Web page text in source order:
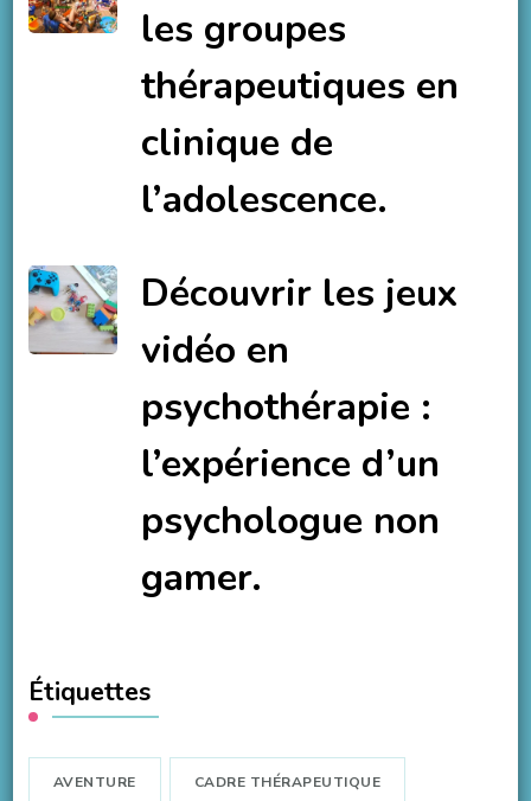
les groupes
thérapeutiques en
clinique de
l’adolescence.
Découvrir les jeux
vidéo en
psychothérapie :
l’expérience d’un
psychologue non
gamer.
Étiquettes
AVENTURE CADRE THÉRAPEUTIQUE